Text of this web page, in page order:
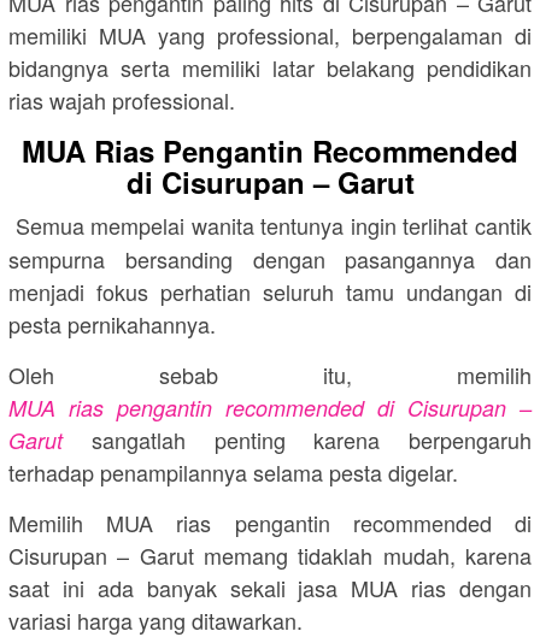
memiliki MUA yang professional, berpengalaman di
bidangnya serta memiliki latar belakang pendidikan
rias wajah professional.
MUA Rias Pengantin Recommended
di Cisurupan – Garut
Semua mempelai wanita tentunya ingin terlihat cantik
sempurna bersanding dengan pasangannya dan
menjadi fokus perhatian seluruh tamu undangan di
pesta pernikahannya.
Oleh sebab itu, memilih
MUA rias pengantin recommended di Cisurupan –
Garutsangatlah penting karena berpengaruh
terhadap penampilannya selama pesta digelar.
Memilih MUA rias pengantin recommended di
Cisurupan – Garut memang tidaklah mudah, karena
saat ini ada banyak sekali jasa MUA rias dengan
variasi harga yang ditawarkan.